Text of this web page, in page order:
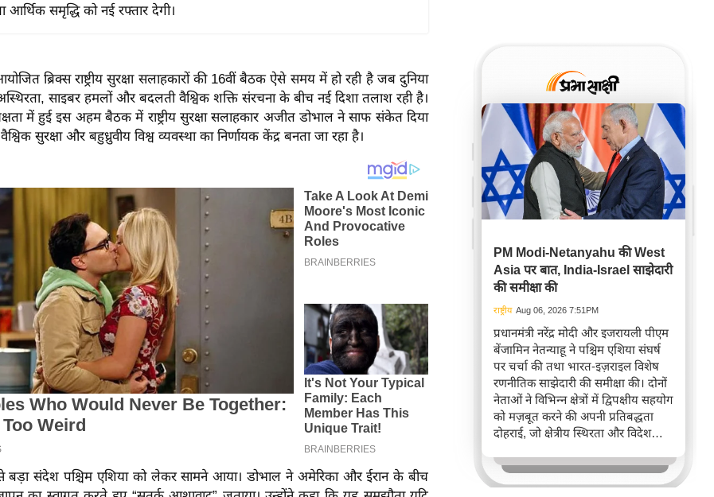
आर्थिक समृद्धि को नई रफ्तार देगी।
ब्रिक्स राष्ट्रीय सुरक्षा सलाहकारों की 16वीं बैठक ऐसे समय में हो रही है जब दुनिया
साइबर हमलों और बदलती वैश्विक शक्ति संरचना के बीच नई दिशा तलाश रही है।
में हुई इस अहम बैठक में राष्ट्रीय सुरक्षा सलाहकार अजीत डोभाल ने साफ संकेत दिया
सुरक्षा और बहुध्रुवीय विश्व व्यवस्था का निर्णायक केंद्र बनता जा रहा है।
संदेश पश्चिम एशिया को लेकर सामने आया। डोभाल ने अमेरिका और ईरान के बीच
PM Modi-Netanyahu की West
Asia पर बात, India-Israel साझेदारी
की समीक्षा की
राष्ट्रीय Aug 06, 2026 7:51PM
प्रधानमंत्री नरेंद्र मोदी और इजरायली पीएम
बेंजामिन नेतन्याहू ने पश्चिम एशिया संघर्ष
पर चर्चा की तथा भारत-इज़राइल विशेष
रणनीतिक साझेदारी की समीक्षा की। दोनों
नेताओं ने विभिन्न क्षेत्रों में द्विपक्षीय सहयोग
को मज़बूत करने की अपनी प्रतिबद्धता
दोहराई, जो क्षेत्रीय स्थिरता और विदेश
करता है।